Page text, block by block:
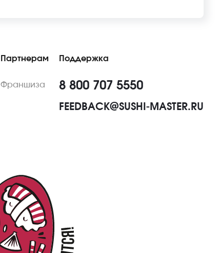
Партнерам
Франшиза
Поддержка
8 800 707 5550
FEEDBACK@SUSHI-MASTER.RU